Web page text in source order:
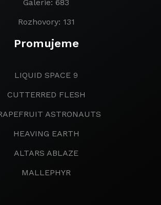
Galerie: 683
Rozhovory: 131
Promujeme
LIQUID SPACE 9
CUTTERRED FLESH
ASTRONAUTS
HEAVING EARTH
ALTARS ABLAZE
MALLEPHYR